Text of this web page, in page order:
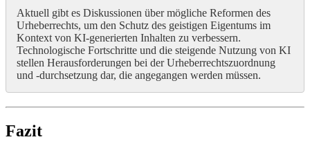
Aktuell gibt es Diskussionen über mögliche Reformen des
Urheberrechts, um den Schutz des geistigen Eigentums im
Kontext von KI-generierten Inhalten zu verbessern.
Technologische Fortschritte und die steigende Nutzung von KI
stellen Herausforderungen bei der Urheberrechtszuordnung
und -durchsetzung dar, die angegangen werden müssen.
Fazit